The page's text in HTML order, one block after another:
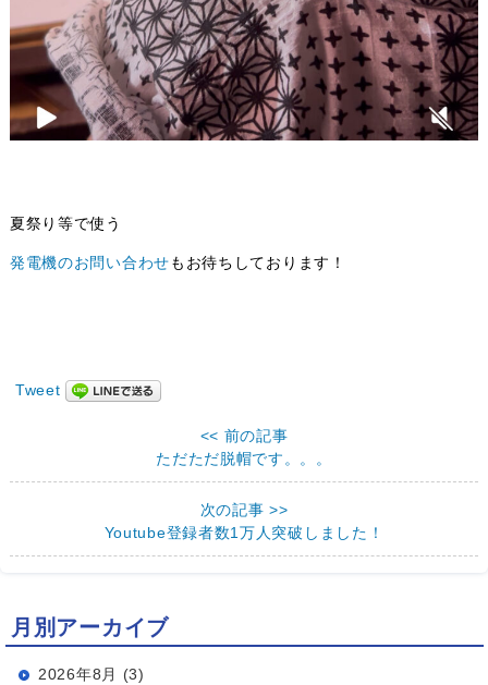
夏祭り等で使う
発電機のお問い合わせもお待ちしております！
Tweet
<< 前の記事
ただただ脱帽です。。。
次の記事 >>
Youtube登録者数1万人突破しました！
月別アーカイブ
2026年8月 (3)